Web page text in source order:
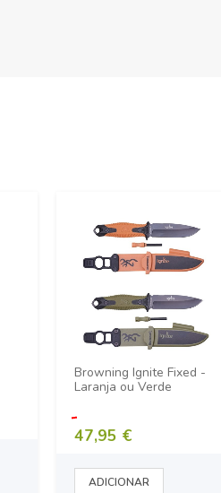
Browning Ignite Fixed -
Laranja ou Verde
47,95 €